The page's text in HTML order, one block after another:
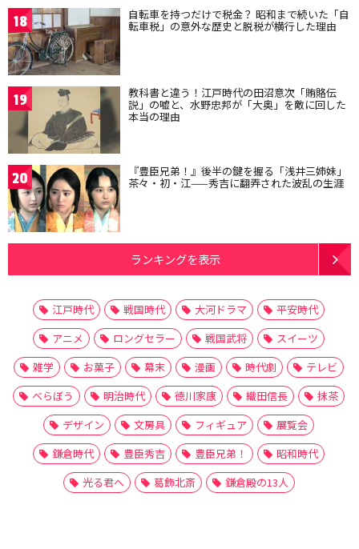
18 自転車を持つだけで税金？ 昭和まで続いた「自
転車税」の意外な歴史と脱税が横行した理由
19 教科書と違う！江戸時代の田沼意次「賄賂伝
説」の嘘と、水野忠邦が「大奥」を敵に回した
本当の理由
20 『豊臣兄弟！』後半の鍵を握る「浅井三姉妹」
茶々・初・江——秀吉に翻弄された波乱の生涯
ランキングを表示
江戸時代 戦国時代 大河ドラマ
平安時代
アニメ
ロングセラー 戦国武将
スイーツ
雑学
お菓子 幕末 漫画 時代劇
テレビ
べらぼう
明治時代 徳川家康 織田信長
抹茶
デザイン
文房具 フィギュア
展覧会
鎌倉時代
豊臣秀吉 豊臣兄弟！
昭和時代
光る君へ
葛飾北斎 鎌倉殿の13人